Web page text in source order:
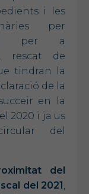
i les
per
per a
rescat de
tindran la
de la
en la
2020 i ja us
del
del
del 2021 ,